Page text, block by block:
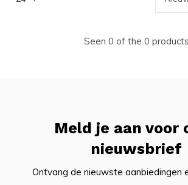
Seen 0 of the 0 products
Meld je aan voor
nieuwsbrief
Ontvang de nieuwste aanbiedingen